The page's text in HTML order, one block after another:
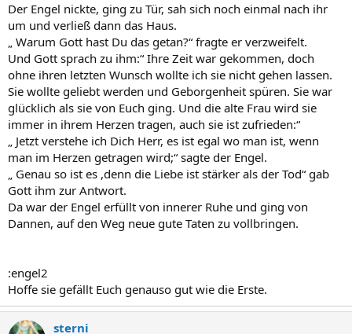
Der Engel nickte, ging zu Tür, sah sich noch einmal nach ihr
um und verließ dann das Haus.
„ Warum Gott hast Du das getan?“ fragte er verzweifelt.
Und Gott sprach zu ihm:“ Ihre Zeit war gekommen, doch
ohne ihren letzten Wunsch wollte ich sie nicht gehen lassen.
Sie wollte geliebt werden und Geborgenheit spüren. Sie war
glücklich als sie von Euch ging. Und die alte Frau wird sie
immer in ihrem Herzen tragen, auch sie ist zufrieden:“
„ Jetzt verstehe ich Dich Herr, es ist egal wo man ist, wenn
man im Herzen getragen wird;“ sagte der Engel.
„ Genau so ist es ,denn die Liebe ist stärker als der Tod“ gab
Gott ihm zur Antwort.
Da war der Engel erfüllt von innerer Ruhe und ging von
Dannen, auf den Weg neue gute Taten zu vollbringen.
:engel2
Hoffe sie gefällt Euch genauso gut wie die Erste.
sterni